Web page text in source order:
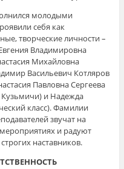
молодыми
себя как
творческие личности –
Владимировна
Михайловна
Васильевич Котляров
Павловна Сергеева
Кузьмичи) и Надежда
класс). Фамилии
звучат на
и радуют
наставников.